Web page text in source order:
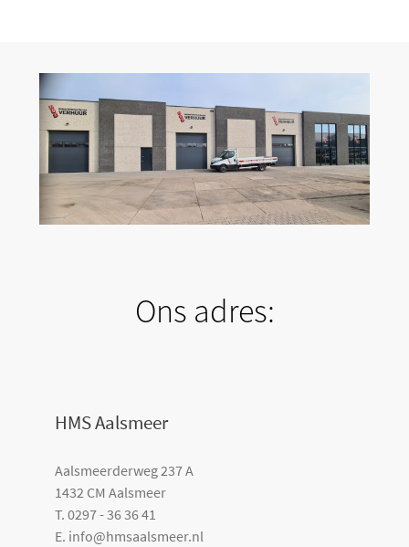
Ons adres:
HMS Aalsmeer
Aalsmeerderweg 237 A
1432 CM Aalsmeer
T. 0297 - 36 36 41
E. info@hmsaalsmeer.nl